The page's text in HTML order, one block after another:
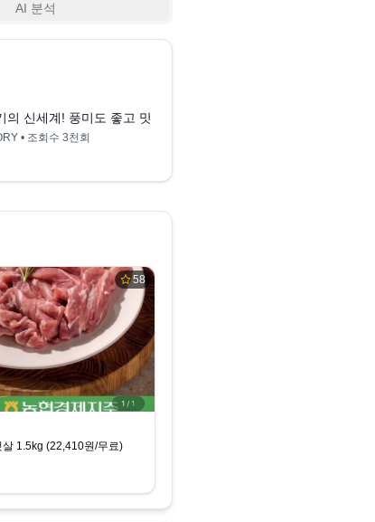
AI 분석
핫한 특수 삼겹살 이베리코와 듀록은 과연?
의 신세계! 풍미도 좋고 맛도 좋은 ‘듀록 고기’ㅣ생방송 투데이
• 조회수 3천회
58
1.5kg (22,410원/무료)